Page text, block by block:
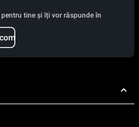
tine și îți vor răspunde în